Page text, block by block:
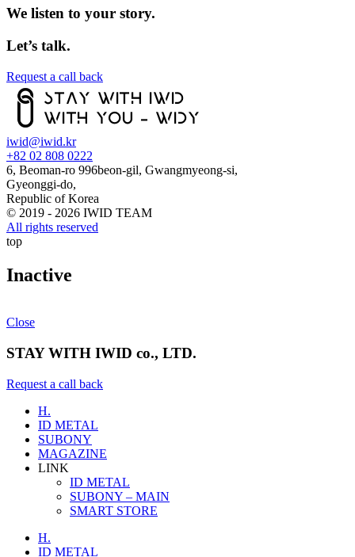
We listen to your story.
Let’s talk.
Request a call back
iwid@iwid.kr
+82 02 808 0222
6, Beoman-ro 996beon-gil, Gwangmyeong-si,
Gyeonggi-do,
Republic of Korea
© 2019 - 2026 IWID TEAM
All rights reserved
top
Inactive
Close
STAY WITH IWID co., LTD.
Request a call back
H.
ID METAL
SUBONY
MAGAZINE
LINK
ID METAL
SUBONY – MAIN
SMART STORE
H.
ID METAL